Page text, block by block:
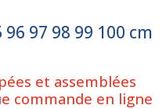
97 98 99 100 cm
et assemblées
commande en ligne